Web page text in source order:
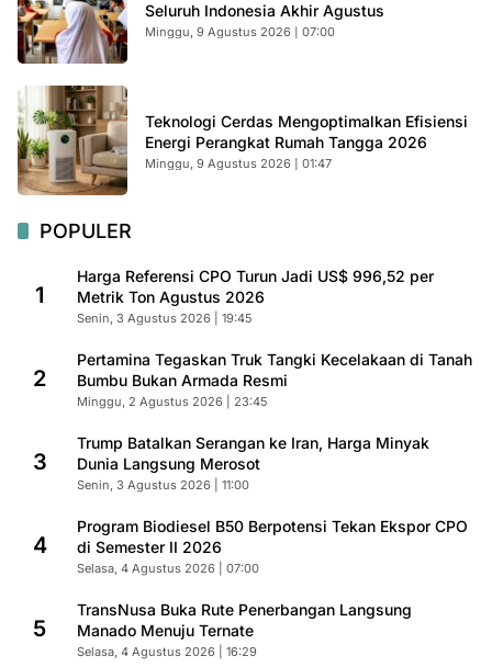
Seluruh Indonesia Akhir Agustus
Minggu, 9 Agustus 2026 | 07:00
Teknologi Cerdas Mengoptimalkan Efisiensi
Energi Perangkat Rumah Tangga 2026
Minggu, 9 Agustus 2026 | 01:47
POPULER
1
Harga Referensi CPO Turun Jadi US$ 996,52 per
Metrik Ton Agustus 2026
Senin, 3 Agustus 2026 | 19:45
2
Pertamina Tegaskan Truk Tangki Kecelakaan di Tanah
Bumbu Bukan Armada Resmi
Minggu, 2 Agustus 2026 | 23:45
3
Trump Batalkan Serangan ke Iran, Harga Minyak
Dunia Langsung Merosot
Senin, 3 Agustus 2026 | 11:00
4
Program Biodiesel B50 Berpotensi Tekan Ekspor CPO
di Semester II 2026
Selasa, 4 Agustus 2026 | 07:00
5
TransNusa Buka Rute Penerbangan Langsung
Manado Menuju Ternate
Selasa, 4 Agustus 2026 | 16:29